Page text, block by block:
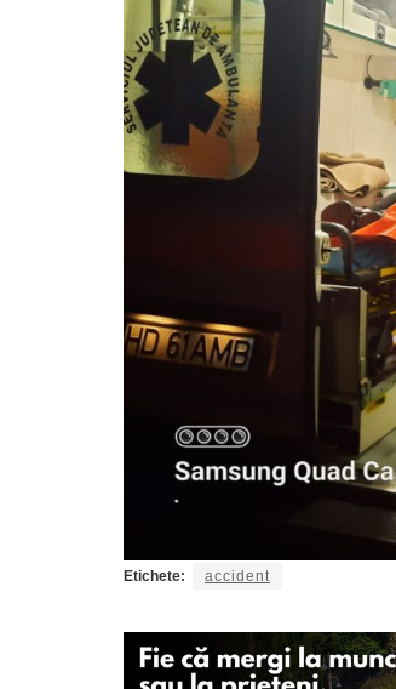
Etichete: accident